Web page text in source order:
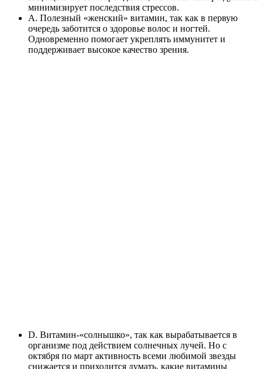
минимизирует последствия стрессов.
А. Полезный «женский» витамин, так как в первую
очередь заботится о здоровье волос и ногтей.
Одновременно помогает укреплять иммунитет и
поддерживает высокое качество зрения.
D. Витамин-«солнышко», так как вырабатывается в
организме под действием солнечных лучей. Но с
октября по март активность всеми любимой звезды
снижается и приходится думать, какие витамины